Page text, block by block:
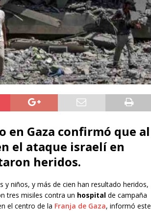
en Gaza confirmó que al
el ataque israelí en
heridos.
y niños, y más de cien han resultado heridos,
tres misiles contra un hospital de campaña
el centro de la Franja de Gaza, informó este